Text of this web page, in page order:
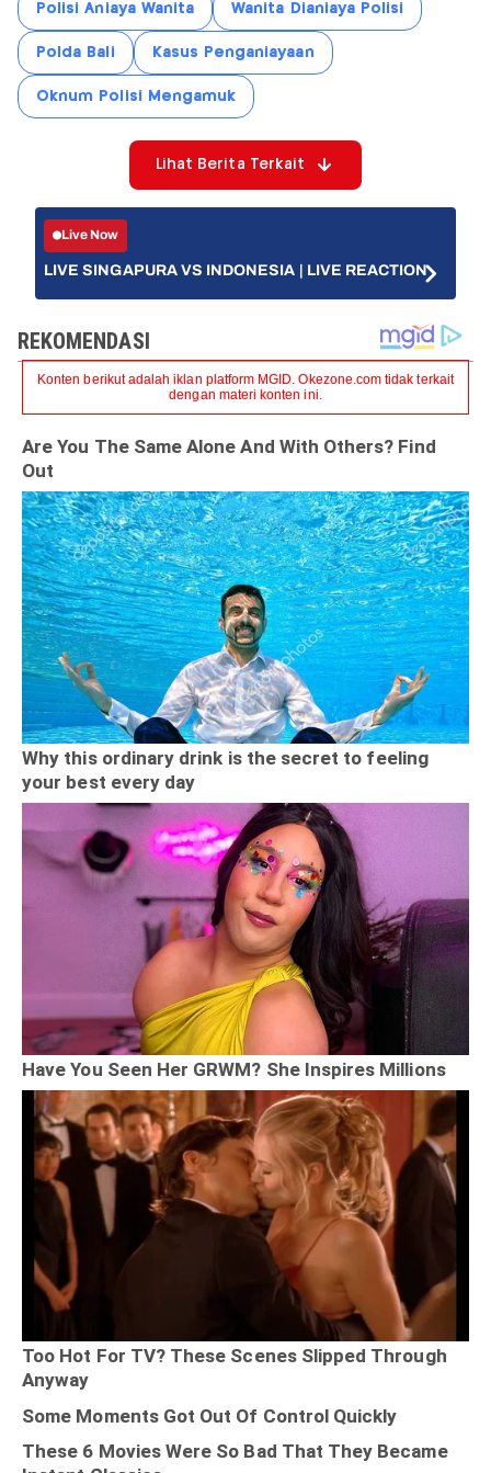
Polisi Aniaya Wanita Wanita Dianiaya Polisi
Polda Bali Kasus Penganiayaan
Oknum Polisi Mengamuk
Lihat Berita Terkait
Live Now
LIVE SINGAPURA VS INDONESIA | LIVE REACTION